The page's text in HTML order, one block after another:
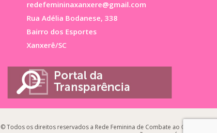
redefemininaxanxere@gmail.com
Rua Adélia Bodanese, 338
Bairro dos Esportes
Xanxerê/SC
© Todos os direitos reservados a Rede Feminina de Combate ao Câncer de